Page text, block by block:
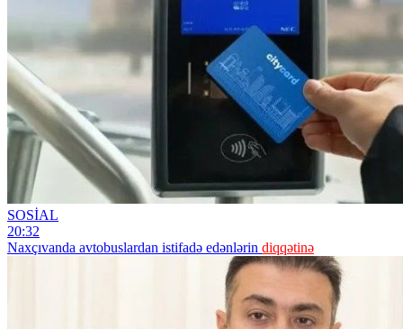
SOSİAL
20:32
Naxçıvanda avtobuslardan istifadə edənlərin diqqətinə